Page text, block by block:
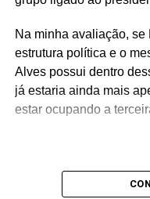
Na minha avaliação,
estrutura política e o
Alves possui dentro
já estaria ainda mais
estar ocupando a
É justamente por isso